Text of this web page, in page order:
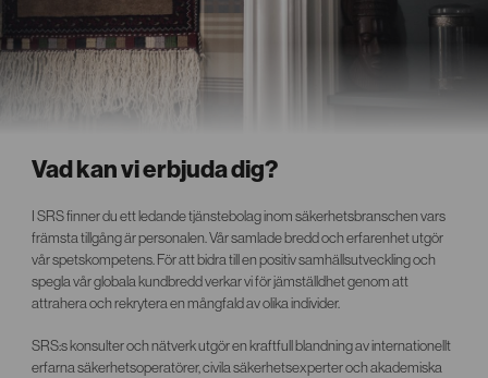
Vad kan vi erbjuda dig?
I SRS finner du ett ledande tjänstebolag inom säkerhetsbranschen vars
främsta tillgång är personalen. Vår samlade bredd och erfarenhet utgör
vår spetskompetens. För att bidra till en positiv samhällsutveckling och
spegla vår globala kundbredd verkar vi för jämställdhet genom att
attrahera och rekrytera en mångfald av olika individer.
SRS:s konsulter och nätverk utgör en kraftfull blandning av internationellt
erfarna säkerhetsoperatörer, civila säkerhetsexperter och akademiska